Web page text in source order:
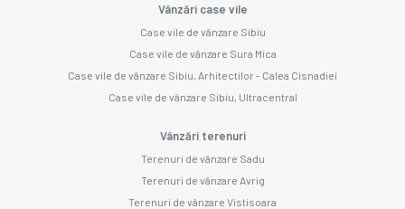
Vânzări case vile
Case vile de vânzare Sibiu
Case vile de vânzare Sura Mica
Case vile de vânzare Sibiu, Arhitectilor - Calea Cisnadiei
Case vile de vânzare Sibiu, Ultracentral
Vânzări terenuri
Terenuri de vânzare Sadu
Terenuri de vânzare Avrig
Terenuri de vânzare Vistisoara